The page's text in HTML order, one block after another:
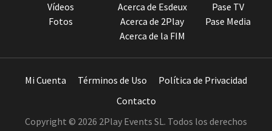
Vídeos
Fotos
Acerca de Esdeux
Acerca de 2Play
Acerca de la FIM
Pase TV
Pase Media
Mi Cuenta Términos de Uso
Política de Privacidad
Contacto
Copyright © 2026 2Play Events SL. Todos los derechos